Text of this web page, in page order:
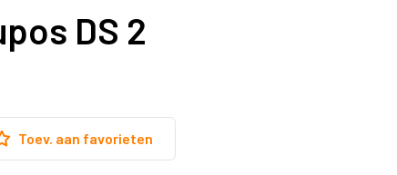
DS 2
Toev. aan favorieten